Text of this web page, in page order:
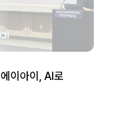
이아이, AI로